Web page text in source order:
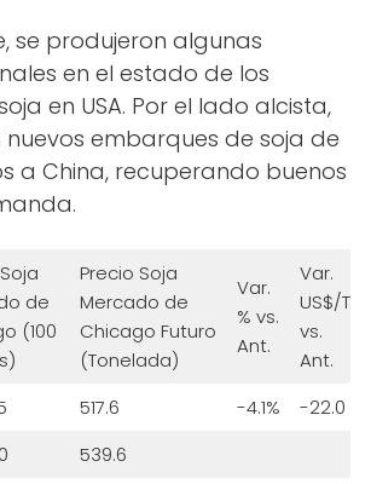
se produjeron algunas
en el estado de los
en USA. Por el lado alcista,
nuevos embarques de soja de
a China, recuperando buenos
de
(100
Precio Soja
Mercado de
Chicago Futuro
(Tonelada)
Var.
% vs.
Ant.
Var.
US$/T
vs.
Ant.
517.6 -4.1%
-22.0
539.6